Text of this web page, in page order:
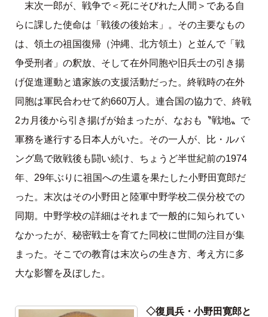
末次一郎が、戦争で＜死にそびれた人間＞である自
らに課した使命は「戦後の後始末」。その主要なもの
は、領土の祖国復帰（沖縄、北方領土）と並んで「戦
争受刑者」の釈放、そして在外同胞や旧兵士の引き揚
げ促進運動と遺家族の支援活動だった。終戦時の在外
同胞は軍民合わせて約660万人。連合国の協力で、終戦
2カ月後から引き揚げが始まったが、なおも〝戦地〟で
軍務を遂行する日本人がいた。その一人が、比・ルバ
ング島で敗戦後も闘い続け、ちょうど半世紀前の1974
年、29年ぶりに祖国への生還を果たした小野田寛郎だ
った。末次はその小野田と陸軍中野学校二俣分校での
同期。中野学校の詳細はそれまで一般的に知られてい
なかったが、秘密戦士を育てた同校に世間の注目が集
まった。そこでの教育は末次らの生き方、考え方に多
大な影響を及ぼした。
◇復員兵・小野田寛郎と